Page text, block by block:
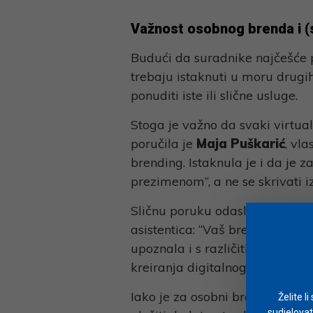
Važnost osobnog brenda i
Budući da suradnike
trebaju istaknuti u moru
ponuditi iste ili slične usluge.
Stoga je važno da svaki
poručila je Maja Puškarić,
brending. Istaknula je i da je
prezimenom”, a ne se skrivati
Sličnu poruku odaslala je i
asistentica: “Vaš brend više
upoznala i s različitim
kreiranja digitalnog portfolija i
Iako je za osobni brend
Želite li